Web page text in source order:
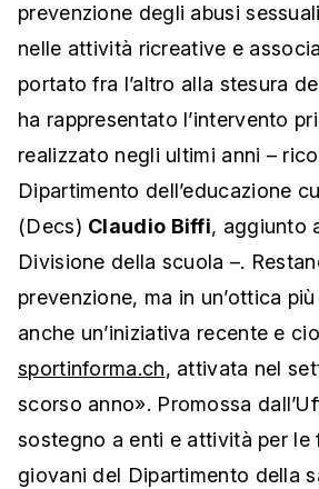
prevenzione degli abusi
nelle attività ricreative e
portato fra l’altro alla stesura
ha rappresentato l’intervento
realizzato negli ultimi anni –
Dipartimento dell’educazione
(Decs) Claudio Biffi, aggiunto
Divisione della scuola –.
prevenzione, ma in un’ottica
anche un’iniziativa recente e
sportinforma.ch, attivata nel
scorso anno». Promossa
sostegno a enti e attività per le
giovani del Dipartimento della